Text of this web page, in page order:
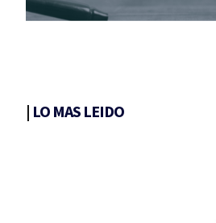
| LO MAS LEIDO